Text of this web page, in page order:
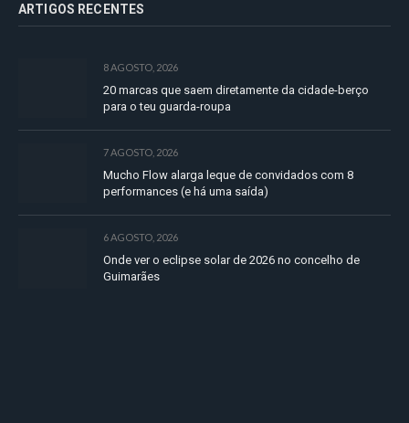
ARTIGOS RECENTES
8 AGOSTO, 2026
20 marcas que saem diretamente da cidade-berço
para o teu guarda-roupa
7 AGOSTO, 2026
Mucho Flow alarga leque de convidados com 8
performances (e há uma saída)
6 AGOSTO, 2026
Onde ver o eclipse solar de 2026 no concelho de
Guimarães